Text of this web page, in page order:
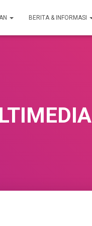
BERITA & INFORMASI